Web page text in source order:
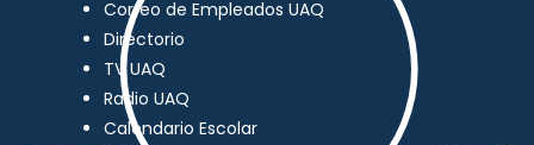
Correo de Empleados UAQ
Directorio
TV UAQ
Radio UAQ
Calendario Escolar